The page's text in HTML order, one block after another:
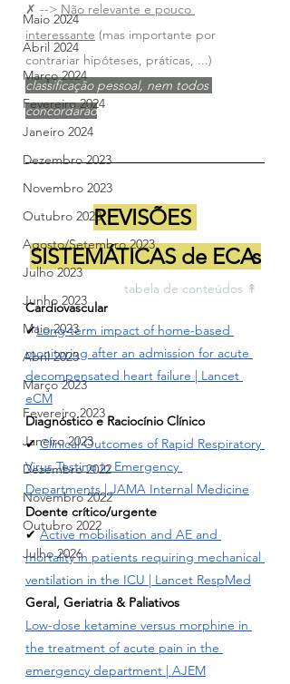
Maio 2024
Abril 2024
Março 2024
Fevereiro 2024
Janeiro 2024
Dezembro 2023
Novembro 2023
Outubro 2023
Agosto/Setembro 2023
Julho 2023
Junho 2023
Maio 2023
Abril 2023
Março 2023
Fevereiro 2023
Janeiro 2023
Dezembro 2022
Novembro 2022
Outubro 2022
Julho 2026
✗ --> Não relevante e pouco
interessante (mas importante por
contrariar hipóteses, práticas, ...)
classificação pessoal, nem todos
concordarão
REVISÕES
SISTEMÁTICAS de ECAs
tabela de conteúdos ↟
Cardiovascular
✔Long-term impact of home-based
monitoring after an admission for acute
decompensated heart failure | Lancet
eCM
Diagnóstico e Raciocínio Clínico
✔ Clinical Outcomes of Rapid Respiratory
Virus Testing in Emergency
Departments | JAMA Internal Medicine
Doente crítico/urgente
✔ Active mobilisation and AE and
mortality in patients requiring mechanical
ventilation in the ICU | Lancet RespMed
Geral, Geriatria & Paliativos
Low-dose ketamine versus morphine in
the treatment of acute pain in the
emergency department | AJEM